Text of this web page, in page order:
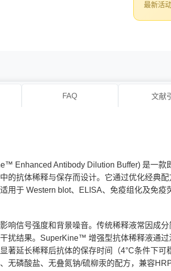
最新活
FAQ 文献
Enhanced Antibody Dilution Buffer) 是一款
的抗体稀释与保存而设计。它通过优化经典配
用于 Western blot、ELISA、免疫组化及免疫
响信号强度和背景噪音。传统稀释液常因成分
扰结果。SuperKine™ 增强型抗体稀释液通过
著延长稀释后抗体的保存时间（4°C条件下可
无磷酸盐、无叠氮钠/硫柳汞的配方，兼容